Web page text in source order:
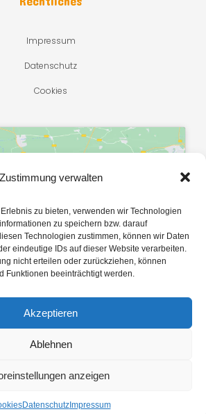
Zustimmung verwalten
zu bieten, verwenden wir Technologien
zu speichern bzw. darauf
Technologien zustimmen, können wir Daten
eindeutige IDs auf dieser Website verarbeiten.
nicht erteilen oder zurückziehen, können
Funktionen beeinträchtigt werden.
Akzeptieren
Ablehnen
anzeigen
DatenschutzImpressum
Impressum
Datenschutz
Cookies
um Marketing-Cookies zu
und diesen Inhalt zu
aktivieren
Copyright © 2026